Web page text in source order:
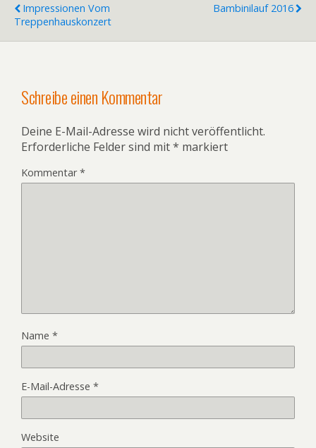
Impressionen Vom
Treppenhauskonzert
Bambinilauf 2016
Schreibe einen Kommentar
Deine E-Mail-Adresse wird nicht veröffentlicht.
Erforderliche Felder sind mit* markiert
Kommentar*
Name *
E-Mail-Adresse *
Website